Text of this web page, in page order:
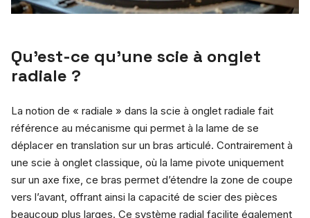
Qu’est-ce qu’une scie à onglet
radiale ?
La notion de « radiale » dans la scie à onglet radiale fait
référence au mécanisme qui permet à la lame de se
déplacer en translation sur un bras articulé. Contrairement à
une scie à onglet classique, où la lame pivote uniquement
sur un axe fixe, ce bras permet d’étendre la zone de coupe
vers l’avant, offrant ainsi la capacité de scier des pièces
beaucoup plus larges. Ce système radial facilite également